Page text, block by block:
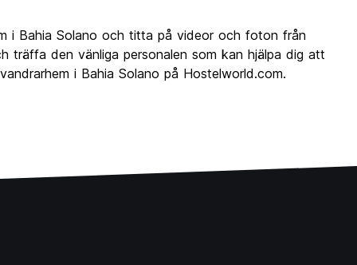
i Bahia Solano och titta på videor och foton från
träffa den vänliga personalen som kan hjälpa dig att
i Bahia Solano på Hostelworld.com.